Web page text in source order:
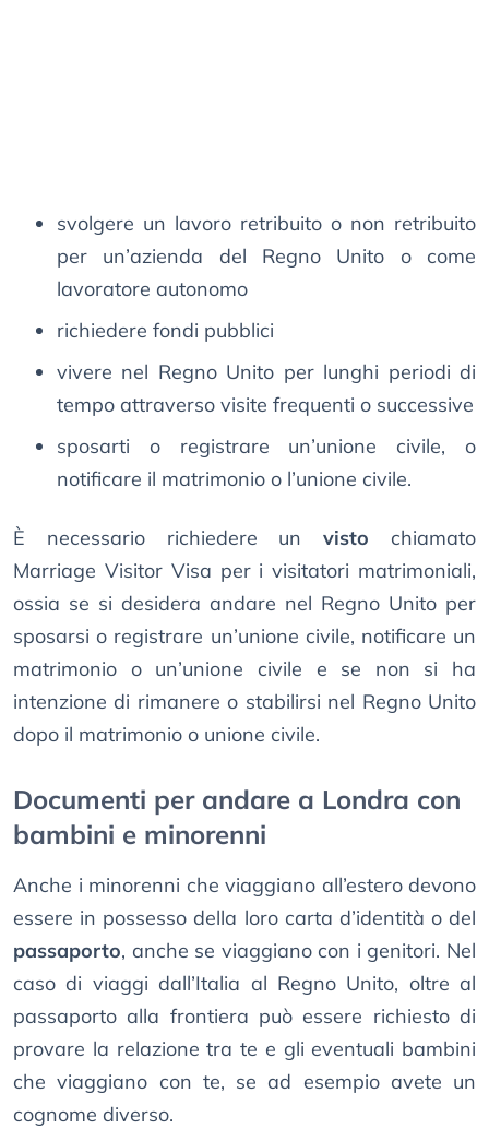
svolgere un lavoro retribuito o non retribuito
per un’azienda del Regno Unito o come
lavoratore autonomo
richiedere fondi pubblici
vivere nel Regno Unito per lunghi periodi di
tempo attraverso visite frequenti o successive
sposarti o registrare un’unione civile, o
notificare il matrimonio o l’unione civile.
È necessario richiedere unvisto chiamato
Marriage Visitor Visa per i visitatori matrimoniali,
ossia se si desidera andare nel Regno Unito per
sposarsi o registrare un’unione civile, notificare un
matrimonio o un’unione civile e se non si ha
intenzione di rimanere o stabilirsi nel Regno Unito
dopo il matrimonio o unione civile.
Documenti per andare a Londra con
bambini e minorenni
Anche i minorenni che viaggiano all’estero devono
essere in possesso della loro carta d’identità o del
passaporto, anche se viaggiano con i genitori. Nel
caso di viaggi dall’Italia al Regno Unito, oltre al
passaporto alla frontiera può essere richiesto di
provare la relazione tra te e gli eventuali bambini
che viaggiano con te, se ad esempio avete un
cognome diverso.